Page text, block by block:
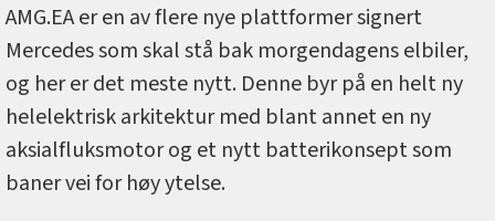
AMG.EA er en av flere nye plattformer signert
Mercedes som skal stå bak morgendagens elbiler,
og her er det meste nytt. Denne byr på en helt ny
helelektrisk arkitektur med blant annet en ny
aksialfluksmotor og et nytt batterikonsept som
baner vei for høy ytelse.